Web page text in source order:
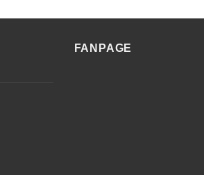
FANPAGE